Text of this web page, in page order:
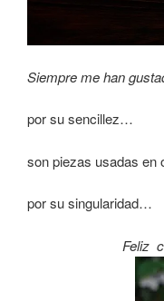
Siempre me han
por su sencillez…
son piezas usadas en
por su singularidad…
Feliz